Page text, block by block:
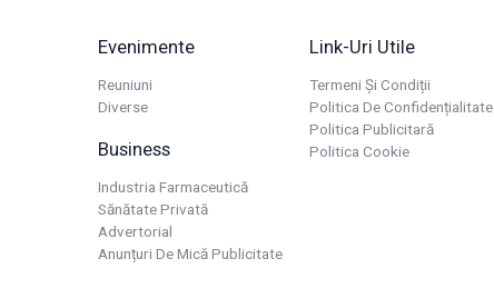
Evenimente
Reuniuni
Diverse
Business
Industria Farmaceutică
Sănătate Privată
Advertorial
Anunțuri De Mică Publicitate
Link-Uri Utile
Termeni Și Condiții
Politica De Confidențialitate
Politica Publicitară
Politica Cookie